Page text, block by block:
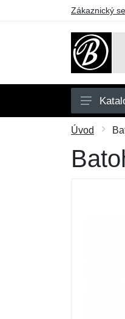
Zákaznický
Pánské
Dámské
Úvod